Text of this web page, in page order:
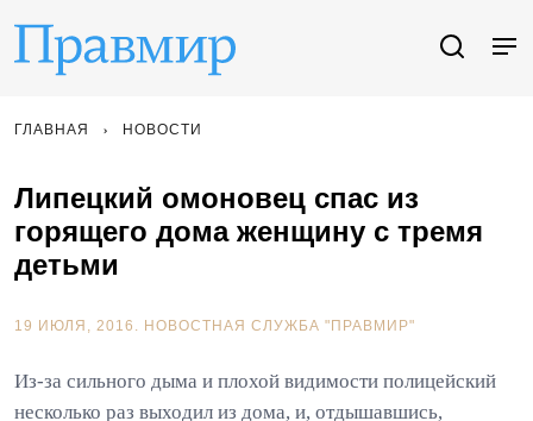
ГЛАВНАЯ НОВОСТИ
Липецкий омоновец спас из
горящего дома женщину с тремя
детьми
19 ИЮЛЯ, 2016. НОВОСТНАЯ СЛУЖБА "ПРАВМИР"
Из-за сильного дыма и плохой видимости полицейский
несколько раз выходил из дома, и, отдышавшись,